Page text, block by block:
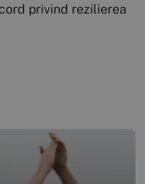
privind rezilierea